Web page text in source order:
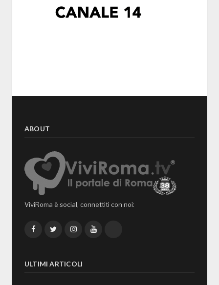
ABOUT
ViviRoma è social, connettiti con noi:
FacebookTwitterInstagramYouTube
ULTIMI ARTICOLI